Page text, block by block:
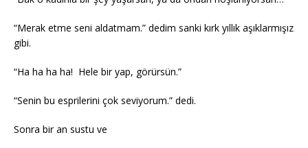
“Merak etme seni aldatmam.” dedim sanki kırk yıllık aşıklarmışız
gibi.
“Ha ha ha ha! Hele bir yap, görürsün.”
“Senin bu esprilerini çok seviyorum.” dedi.
Sonra bir an sustu ve